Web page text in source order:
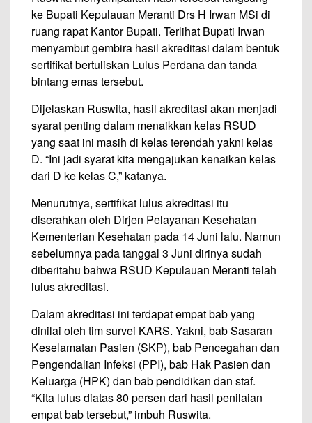
ke Bupati Kepulauan Meranti Drs H Irwan MSi di
ruang rapat Kantor Bupati. Terlihat Bupati Irwan
menyambut gembira hasil akreditasi dalam bentuk
sertifikat bertuliskan Lulus Perdana dan tanda
bintang emas tersebut.
Dijelaskan Ruswita, hasil akreditasi akan menjadi
syarat penting dalam menaikkan kelas RSUD
yang saat ini masih di kelas terendah yakni kelas
D. “Ini jadi syarat kita mengajukan kenaikan kelas
dari D ke kelas C,” katanya.
Menurutnya, sertifikat lulus akreditasi itu
diserahkan oleh Dirjen Pelayanan Kesehatan
Kementerian Kesehatan pada 14 Juni lalu. Namun
sebelumnya pada tanggal 3 Juni dirinya sudah
diberitahu bahwa RSUD Kepulauan Meranti telah
lulus akreditasi.
Dalam akreditasi ini terdapat empat bab yang
dinilai oleh tim survei KARS. Yakni, bab Sasaran
Keselamatan Pasien (SKP), bab Pencegahan dan
Pengendalian Infeksi (PPI), bab Hak Pasien dan
Keluarga (HPK) dan bab pendidikan dan staf.
“Kita lulus diatas 80 persen dari hasil penilaian
empat bab tersebut,” imbuh Ruswita.